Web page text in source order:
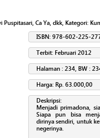
Puspitasari, Ca Ya, dkk, Kategori:
ISBN: 978-602-225-
Terbit: Februari 2012
Halaman : 234, BW :
Harga: Rp. 63.000,00
Deskripsi:
Menjadi primadona,
Siapa pun bisa
dirinya sendiri, untuk
negerinya.